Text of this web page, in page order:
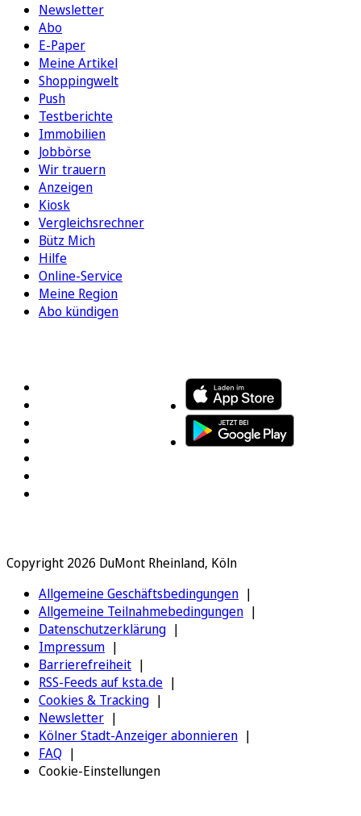
Newsletter
Abo
E-Paper
Meine Artikel
Shoppingwelt
Push
Testberichte
Immobilien
Jobbörse
Wir trauern
Anzeigen
Kiosk
Vergleichsrechner
Bütz Mich
Hilfe
Online-Service
Meine Region
Abo kündigen
Copyright 2026 DuMont Rheinland, Köln
Allgemeine Geschäftsbedingungen
Allgemeine Teilnahmebedingungen
Datenschutzerklärung
Impressum
Barrierefreiheit
RSS-Feeds auf ksta.de
Cookies & Tracking
Newsletter
Kölner Stadt-Anzeiger abonnieren
FAQ
Cookie-Einstellungen